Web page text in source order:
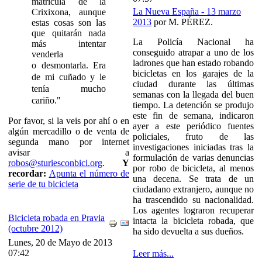
Crixixona, aunque
estas cosas son las
que quitarán nada
más intentar
venderla
o desmontarla. Era
de mi cuñado y le
tenía mucho
cariño."
Por favor, si la veis por ahí o en
algún mercadillo o de venta de
segunda mano por internet
avisar a
robos@sturiesconbici.org. Y
recordar: Apunta el número de
serie de tu bicicleta
Bicicleta robada en Pravia
(octubre 2012)
Lunes, 20 de Mayo de 2013
07:42
La Nueva España - 13 marzo
2013 porM. PÉREZ.
La Policía Nacional ha
conseguido atrapar a uno de los
ladrones que han estado robando
bicicletas en los garajes de la
ciudad durante las últimas
semanas con la llegada del buen
tiempo. La detención se produjo
este fin de semana, indicaron
ayer a este periódico fuentes
policiales, fruto de las
investigaciones iniciadas tras la
formulación de varias denuncias
por robo de bicicleta, al menos
una decena. Se trata de un
ciudadano extranjero, aunque no
ha trascendido su nacionalidad.
Los agentes lograron recuperar
intacta la bicicleta robada, que
ha sido devuelta a sus dueños.
Leer más...